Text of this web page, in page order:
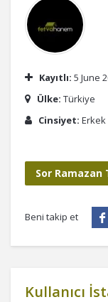
Kayıtlı: 5 June
Ülke: Türkiye
Cinsiyet: Erkek
Sor
Beni takip et
Kullanıcı